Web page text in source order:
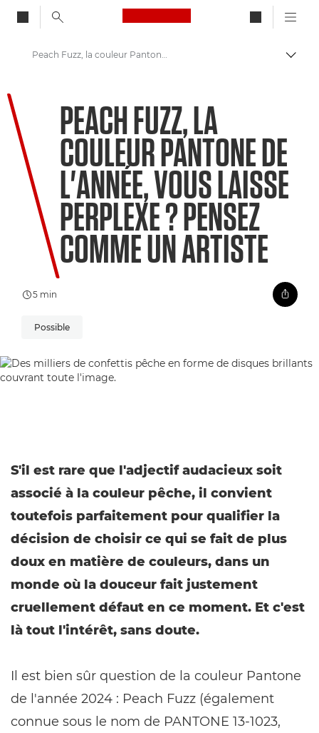
Canon Logo, back to
Bienvenue dans VIEW
Peach Fuzz, la couleur Pantone de l'année, vous laisse perplexe ? Pensez comme un artiste
PEACH FUZZ, LA
COULEUR PANTONE DE
L'ANNÉE, VOUS LAISSE
PERPLEXE ? PENSEZ
COMME UN ARTISTE
5 min
Possible
S'il est rare que l'adjectif audacieux soit
associé à la couleur pêche, il convient
toutefois parfaitement pour qualifier la
décision de choisir ce qui se fait de plus
doux en matière de couleurs, dans un
monde où la douceur fait justement
cruellement défaut en ce moment. Et c'est
là tout l'intérêt, sans doute.
Il est bien sûr question de la couleur Pantone
de l'année 2024 : Peach Fuzz (également
connue sous le nom de PANTONE 13-1023,